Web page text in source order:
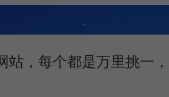
站，每个都是万里挑一